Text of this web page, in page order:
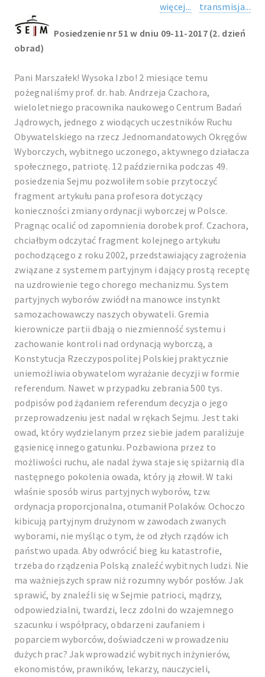
więcej...
transmisja...
Posiedzenie nr 51 w dniu 09-11-2017 (2. dzień
obrad)
Pani Marszałek! Wysoka Izbo! 2 miesiące temu
pożegnaliśmy prof. dr. hab. Andrzeja Czachora,
wieloletniego pracownika naukowego Centrum Badań
Jądrowych, jednego z wiodących uczestników Ruchu
Obywatelskiego na rzecz Jednomandatowych Okręgów
Wyborczych, wybitnego uczonego, aktywnego działacza
społecznego, patriotę. 12 października podczas 49.
posiedzenia Sejmu pozwoliłem sobie przytoczyć
fragment artykułu pana profesora dotyczący
konieczności zmiany ordynacji wyborczej w Polsce.
Pragnąc ocalić od zapomnienia dorobek prof. Czachora,
chciałbym odczytać fragment kolejnego artykułu
pochodzącego z roku 2002, przedstawiający zagrożenia
związane z systemem partyjnym i dający prostą receptę
na uzdrowienie tego chorego mechanizmu. System
partyjnych wyborów zwiódł na manowce instynkt
samozachowawczy naszych obywateli. Gremia
kierownicze partii dbają o niezmienność systemu i
zachowanie kontroli nad ordynacją wyborczą, a
Konstytucja Rzeczypospolitej Polskiej praktycznie
uniemożliwia obywatelom wyrażanie decyzji w formie
referendum. Nawet w przypadku zebrania 500 tys.
podpisów pod żądaniem referendum decyzja o jego
przeprowadzeniu jest nadal w rękach Sejmu. Jest taki
owad, który wydzielanym przez siebie jadem paraliżuje
gąsienicę innego gatunku. Pozbawiona przez to
możliwości ruchu, ale nadal żywa staje się spiżarnią dla
następnego pokolenia owada, który ją złowił. W taki
właśnie sposób wirus partyjnych wyborów, tzw.
ordynacja proporcjonalna, otumanił Polaków. Ochoczo
kibicują partyjnym drużynom w zawodach zwanych
wyborami, nie myśląc o tym, że od złych rządów ich
państwo upada. Aby odwrócić bieg ku katastrofie,
trzeba do rządzenia Polską znaleźć wybitnych ludzi. Nie
ma ważniejszych spraw niż rozumny wybór posłów. Jak
sprawić, by znaleźli się w Sejmie patrioci, mądrzy,
odpowiedzialni, twardzi, lecz zdolni do wzajemnego
szacunku i współpracy, obdarzeni zaufaniem i
poparciem wyborców, doświadczeni w prowadzeniu
dużych prac? Jak wprowadzić wybitnych inżynierów,
ekonomistów, prawników, lekarzy, nauczycieli,